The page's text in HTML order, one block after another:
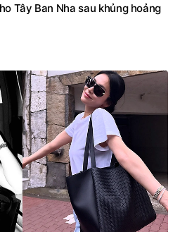
Tây Ban Nha sau khủng hoảng